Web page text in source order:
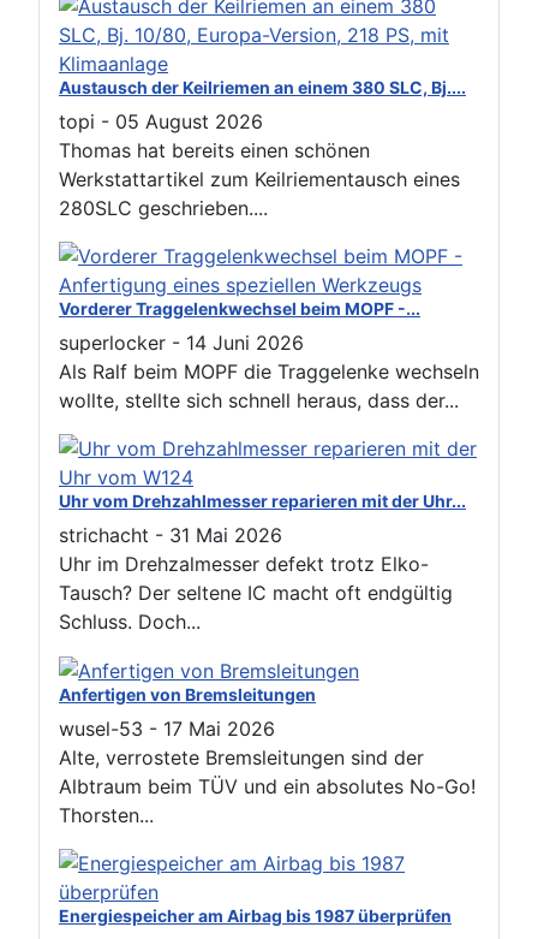
Austausch der Keilriemen an einem 380 SLC, Bj....
topi - 05 August 2026
Thomas hat bereits einen schönen
Werkstattartikel zum Keilriementausch eines
280SLC geschrieben....
Vorderer Traggelenkwechsel beim MOPF -...
superlocker - 14 Juni 2026
Als Ralf beim MOPF die Traggelenke wechseln
wollte, stellte sich schnell heraus, dass der...
Uhr vom Drehzahlmesser reparieren mit der Uhr...
strichacht - 31 Mai 2026
Uhr im Drehzalmesser defekt trotz Elko-
Tausch? Der seltene IC macht oft endgültig
Schluss. Doch...
Anfertigen von Bremsleitungen
wusel-53 - 17 Mai 2026
Alte, verrostete Bremsleitungen sind der
Albtraum beim TÜV und ein absolutes No-Go!
Thorsten...
Energiespeicher am Airbag bis 1987 überprüfen